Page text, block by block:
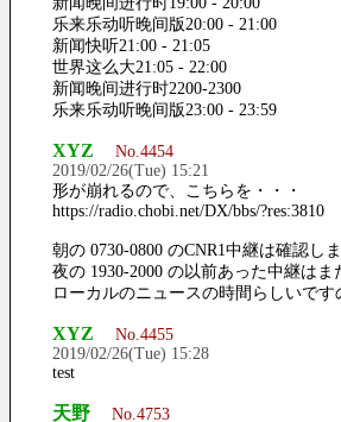
乐来乐动听晚间版20:00 - 21:00
新闻快听21:00 - 21:05
世界这么大21:05 - 22:00
新闻晚间进行时2200-2300
乐来乐动听晚间版23:00 - 23:59
XYZ
No.4454
2019/02/26(Tue) 15:21
形が崩れるので、こちらを・・・
https://radio.chobi.net/DX/bbs/?res:3810
朝の 0730-0800 のCNR1中継は確認しま
夜の 1930-2000 の以前あった中継はま
ローカルのニュースの時間らしいで
XYZ
No.4455
2019/02/26(Tue) 15:28
test
天野
No.4753